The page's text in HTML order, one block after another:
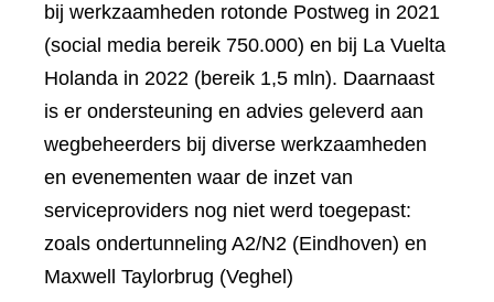
bij werkzaamheden rotonde Postweg in 2021
(social media bereik 750.000) en bij La Vuelta
Holanda in 2022 (bereik 1,5 mln). Daarnaast
is er ondersteuning en advies geleverd aan
wegbeheerders bij diverse werkzaamheden
en evenementen waar de inzet van
serviceproviders nog niet werd toegepast:
zoals ondertunneling A2/N2 (Eindhoven) en
Maxwell Taylorbrug (Veghel)